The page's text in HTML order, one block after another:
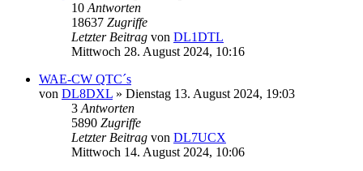
10 Antworten
18637 Zugriffe
Letzter Beitrag von DL1DTL
Mittwoch 28. August 2024, 10:16
WAE-CW QTC´s
von DL8DXL » Dienstag 13. August 2024, 19:03
3 Antworten
5890 Zugriffe
Letzter Beitrag von DL7UCX
Mittwoch 14. August 2024, 10:06